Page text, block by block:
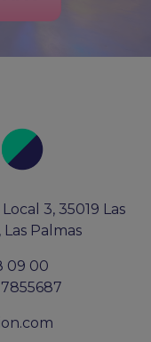
3, 35019 Las
Palmas
09 00